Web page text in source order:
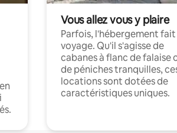
Vous allez vous y plaire
Parfois, l'hébergement
voyage. Qu'il s'agisse de
cabanes à flanc de falaise
de péniches tranquilles,
locations sont dotées de
caractéristiques uniques.